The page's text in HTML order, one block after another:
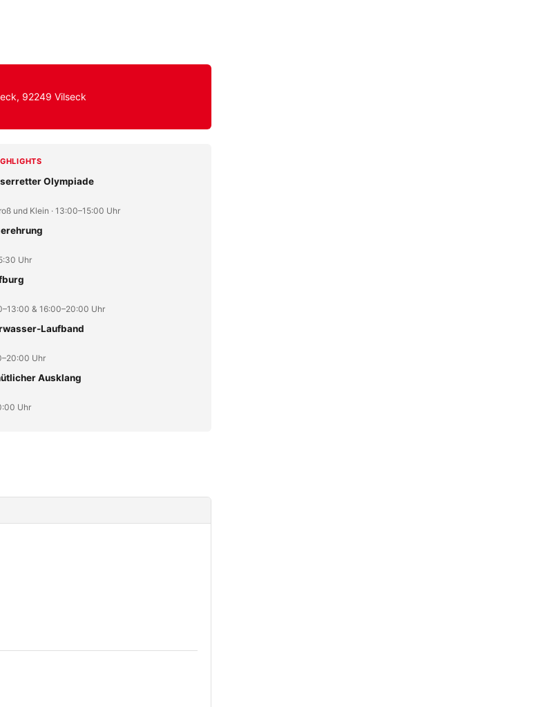
92249 Vilseck
Olympiade
und Klein · 13:00–15:00 Uhr
Uhr
& 16:00–20:00 Uhr
Laufband
Uhr
Ausklang
Uhr